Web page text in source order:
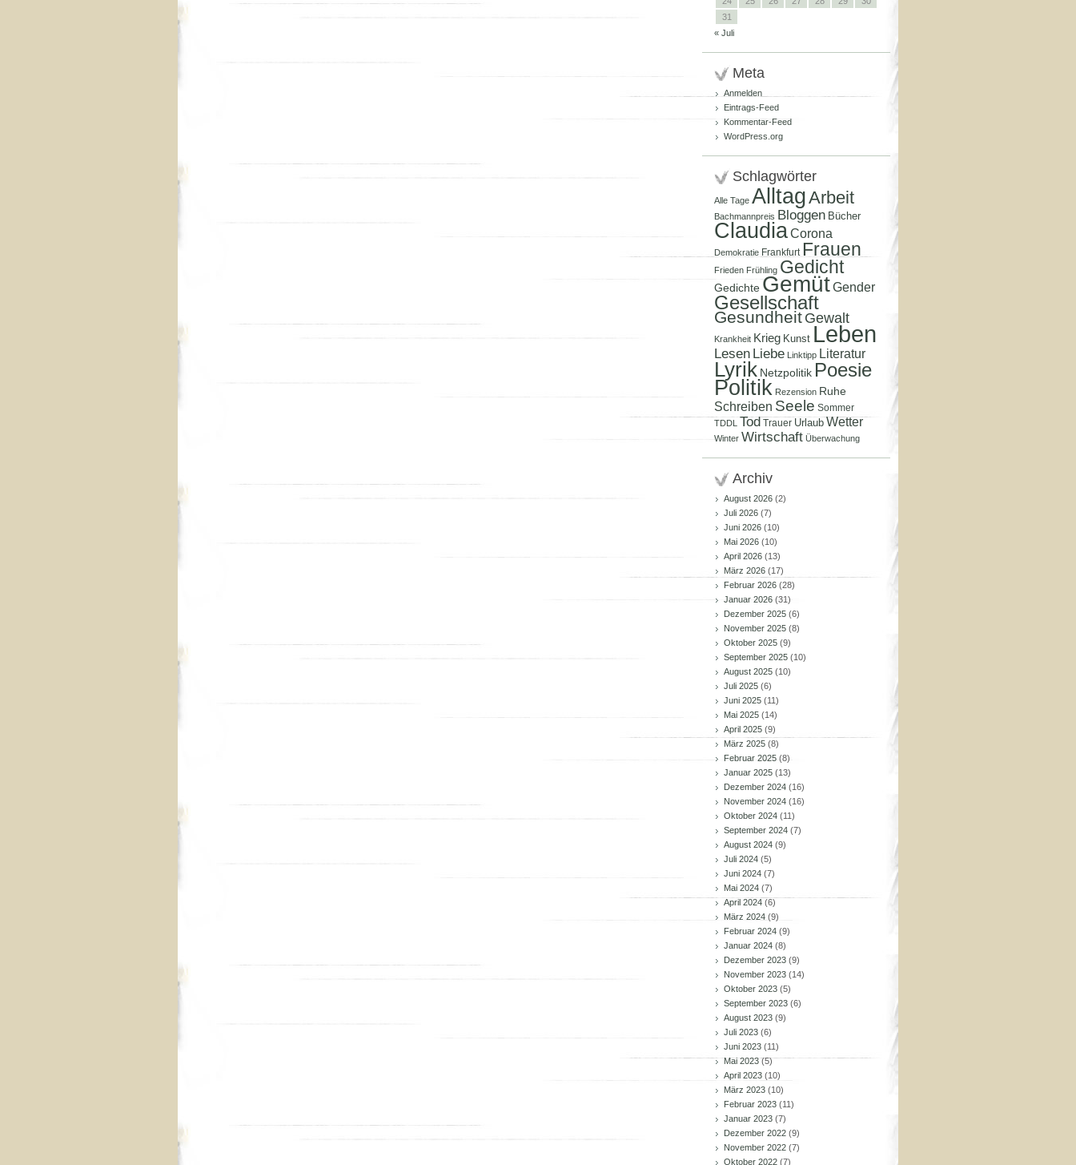
31
« Juli
Meta
Anmelden
Eintrags-Feed
Kommentar-Feed
WordPress.org
Schlagwörter
Alle Tage AlltagArbeit
Bachmannpreis Bloggen Bücher
ClaudiaCorona
Demokratie Frankfurt Frauen
Frieden Frühling Gedicht
Gedichte GemütGender
Gesellschaft
Gesundheit Gewalt
Krankheit Krieg Kunst Leben
Lesen Liebe Linktipp Literatur
Lyrik Netzpolitik Poesie
Politik Rezension Ruhe
Schreiben Seele Sommer
TDDL Tod Trauer Urlaub Wetter
Winter Wirtschaft Überwachung
Archiv
August 2026 (2)
Juli 2026 (7)
Juni 2026 (10)
Mai 2026 (10)
April 2026 (13)
März 2026 (17)
Februar 2026 (28)
Januar 2026 (31)
Dezember 2025 (6)
November 2025 (8)
Oktober 2025 (9)
September 2025 (10)
August 2025 (10)
Juli 2025 (6)
Juni 2025 (11)
Mai 2025 (14)
April 2025 (9)
März 2025 (8)
Februar 2025 (8)
Januar 2025 (13)
Dezember 2024 (16)
November 2024 (16)
Oktober 2024 (11)
September 2024 (7)
August 2024 (9)
Juli 2024 (5)
Juni 2024 (7)
Mai 2024 (7)
April 2024 (6)
März 2024 (9)
Februar 2024 (9)
Januar 2024 (8)
Dezember 2023 (9)
November 2023 (14)
Oktober 2023 (5)
September 2023 (6)
August 2023 (9)
Juli 2023 (6)
Juni 2023 (11)
Mai 2023(5)
April 2023 (10)
März 2023 (10)
Februar 2023 (11)
Januar 2023 (7)
Dezember 2022 (9)
November 2022 (7)
Oktober 2022 (7)